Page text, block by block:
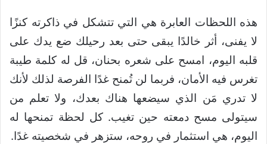
هذه اللحظات العابرة هي التي تتشكل في ذاكرته كنزًا
لا يفنى، أثر خالدًا يبقى حتى بعد رحيلك ضع يدك على
قلبه اليوم، امسح على شعره بحنان، قل له كلمة طيبة
تغرس فيه الأمان، فربما لن تُمنح غدًا الفرصة لذلك لأنك
لا تدري مَن الذي سيضعها هناك بعدك، ولا تعلم من
سيتولى مسح دمعته حين تغيب. كل لحظة تمنحها له
اليوم، هي استثمار في روحه، ستزهر في شخصيته غدًا.